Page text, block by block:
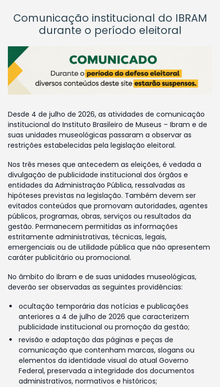
Comunicação institucional do IBRAM
durante o período eleitoral
Desde 4 de julho de 2026, as atividades de comunicação
institucional do Instituto Brasileiro de Museus – Ibram e de
suas unidades museológicas passaram a observar as
restrições estabelecidas pela legislação eleitoral.
Nos três meses que antecedem as eleições, é vedada a
divulgação de publicidade institucional dos órgãos e
entidades da Administração Pública, ressalvadas as
hipóteses previstas na legislação. Também devem ser
evitados conteúdos que promovam autoridades, agentes
públicos, programas, obras, serviços ou resultados da
gestão. Permanecem permitidas as informações
estritamente administrativas, técnicas, legais,
emergenciais ou de utilidade pública que não apresentem
caráter publicitário ou promocional.
No âmbito do Ibram e de suas unidades museológicas,
deverão ser observadas as seguintes providências:
ocultação temporária das notícias e publicações
anteriores a 4 de julho de 2026 que caracterizem
publicidade institucional ou promoção da gestão;
revisão e adaptação das páginas e peças de
comunicação que contenham marcas, slogans ou
elementos da identidade visual do atual Governo
Federal, preservada a integridade dos documentos
administrativos, normativos e históricos;